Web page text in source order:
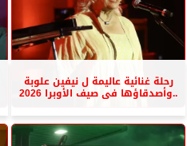
رحلة غنائية عاليمة ل نيفين علوبة
..وأصدقاؤها فى صيف الأوبرا 2026